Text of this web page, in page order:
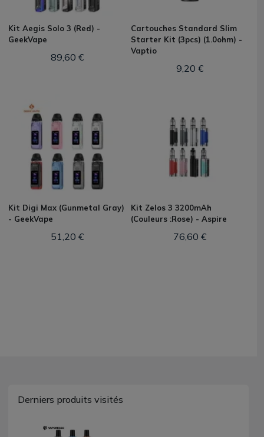
Kit Aegis Solo 3 (Red) -
GeekVape
89,60 €
Cartouches Standard Slim
Starter Kit (3pcs) (1.0ohm) -
Vaptio
9,20 €
Kit Digi Max (Gunmetal Gray)
- GeekVape
51,20 €
Kit Zelos 3 3200mAh
(Couleurs :Rose) - Aspire
76,60 €
Derniers produits visités